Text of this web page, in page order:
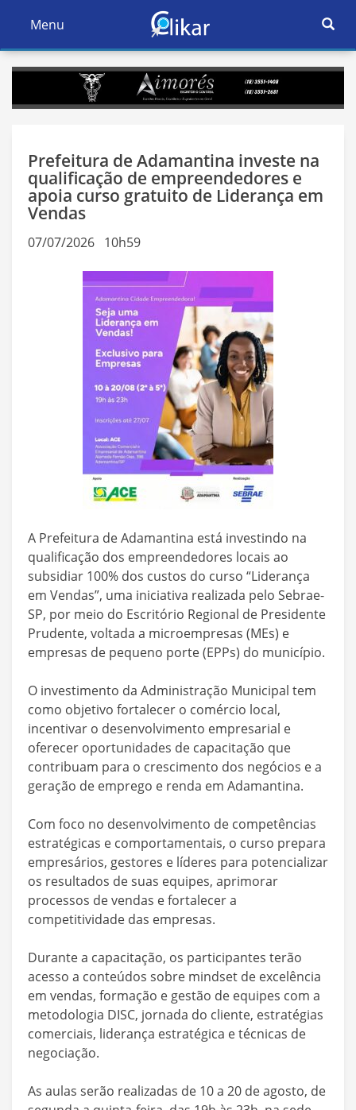
Ativar
Navegação
Menu
Ativar
Prefeitura de Adamantina investe na
qualificação de empreendedores e
apoia curso gratuito de Liderança em
Vendas
07/07/2026 10h59
A Prefeitura de Adamantina está investindo na
qualificação dos empreendedores locais ao
subsidiar 100% dos custos do curso “Liderança
em Vendas”, uma iniciativa realizada pelo Sebrae-
SP, por meio do Escritório Regional de Presidente
Prudente, voltada a microempresas (MEs) e
empresas de pequeno porte (EPPs) do município.
O investimento da Administração Municipal tem
como objetivo fortalecer o comércio local,
incentivar o desenvolvimento empresarial e
oferecer oportunidades de capacitação que
contribuam para o crescimento dos negócios e a
geração de emprego e renda em Adamantina.
Com foco no desenvolvimento de competências
estratégicas e comportamentais, o curso prepara
empresários, gestores e líderes para potencializar
os resultados de suas equipes, aprimorar
processos de vendas e fortalecer a
competitividade das empresas.
Durante a capacitação, os participantes terão
acesso a conteúdos sobre mindset de excelência
em vendas, formação e gestão de equipes com a
metodologia DISC, jornada do cliente, estratégias
comerciais, liderança estratégica e técnicas de
negociação.
As aulas serão realizadas de 10 a 20 de agosto, de